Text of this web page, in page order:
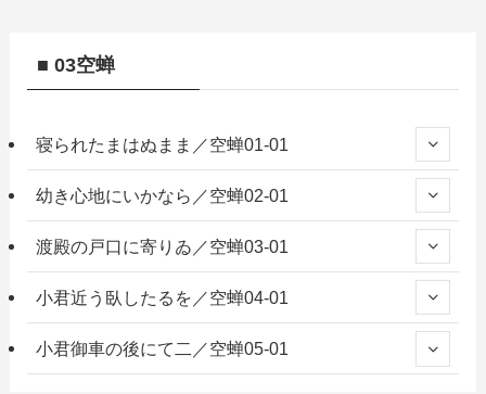
■ 03空蝉
寝られたまはぬまま／空蝉01-01
幼き心地にいかなら／空蝉02-01
渡殿の戸口に寄りゐ／空蝉03-01
小君近う臥したるを／空蝉04-01
小君御車の後にて二／空蝉05-01